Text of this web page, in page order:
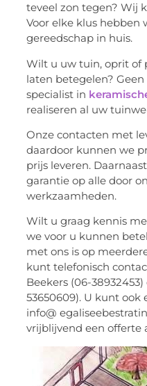
teveel zon tegen? Wij
Voor elke klus hebben
gereedschap in huis.
Wilt u uw tuin, oprit of
laten betegelen?
specialist in
realiseren al uw
Onze contacten met
daardoor kunnen we
prijs leveren.
garantie op alle door
werkzaamheden.
Wilt u graag kennis
we voor u kunnen
met ons is op
kunt telefonisch
Beekers (06-
53650609). U kunt
info@
vrijblijvend een offerte